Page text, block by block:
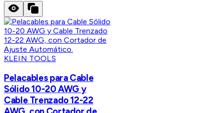
KLEIN TOOLS
Pelacables para Cable
Sólido 10-20 AWG y
Cable Trenzado 12-22